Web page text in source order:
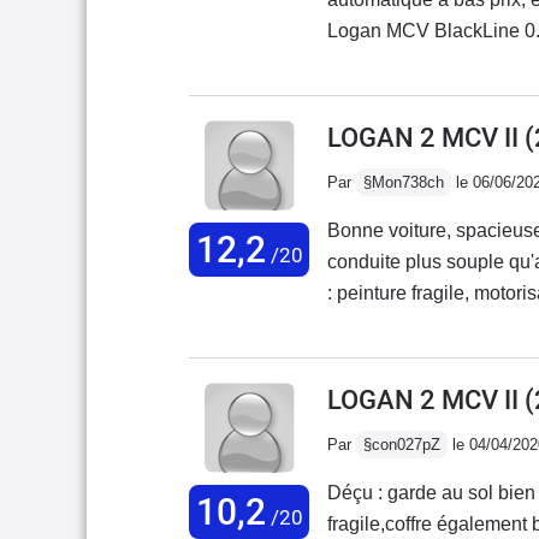
Logan MCV BlackLine
discount.Commençons
chez Renault à
état de carrosserie
Estate Tce EDC) à âge
Qui plus est, ne sera
semi remorque!!!- Son
90 ch Tce, à du pep's,
sais pourquoi (voir
nécessaire. DA, 4VE,
brouillard avant,
proprio a
12,2 /20
LOGAN 2 MCV II
Par §Mon738ch le 06/06/
Bonne voiture,
conduite plus souple
: peinture fragile,
serrés. Consommation
10,2 /20
LOGAN 2 MCV II
Par §con027pZ le 04/04/
Déçu : garde au sol
fragile,coffre également bien